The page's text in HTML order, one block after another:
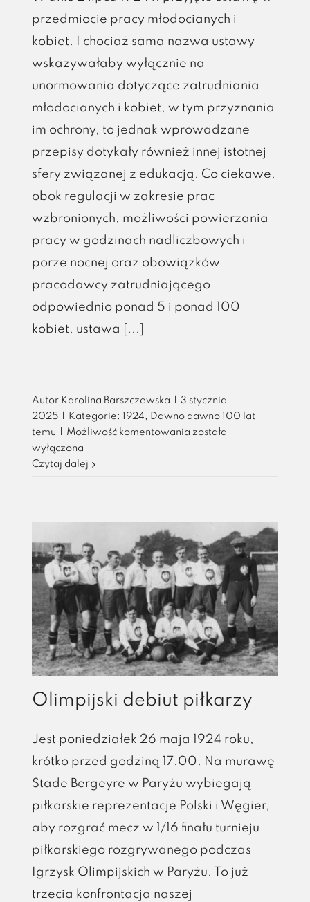
przedmiocie pracy młodocianych i
kobiet. I chociaż sama nazwa ustawy
wskazywałaby wyłącznie na
unormowania dotyczące zatrudniania
młodocianych i kobiet, w tym przyznania
im ochrony, to jednak wprowadzane
przepisy dotykały również innej istotnej
sfery związanej z edukacją. Co ciekawe,
obok regulacji w zakresie prac
wzbronionych, możliwości powierzania
pracy w godzinach nadliczbowych i
porze nocnej oraz obowiązków
pracodawcy zatrudniającego
odpowiednio ponad 5 i ponad 100
kobiet, ustawa [...]
Autor Karolina Barszczewska
3 stycznia
2025
Kategorie: 1924
Dawno dawno 100 lat
temu
Możliwość komentowania Analfabetyzm
została
wyłączona
Czytaj dalej
Olimpijski debiut piłkarzy
Jest poniedziałek 26 maja 1924 roku,
krótko przed godziną 17.00. Na murawę
Stade Bergeyre w Paryżu wybiegają
piłkarskie reprezentacje Polski i Węgier,
aby rozgrać mecz w 1/16 finału turnieju
piłkarskiego rozgrywanego podczas
Igrzysk Olimpijskich w Paryżu. To już
trzecia konfrontacja naszej